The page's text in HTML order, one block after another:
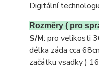
Digitální
Rozměry ( pro
S/M: pro velikosti
délka záda cca
začátku vsadky )